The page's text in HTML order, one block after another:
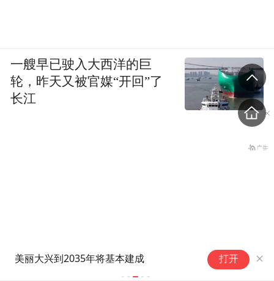
美丽大兴到2035年将基本建成
哥伦比亚进
70人遇难
打开
一艘早已驶入大西洋的巨
轮，昨天又被官媒“开回”了
长江